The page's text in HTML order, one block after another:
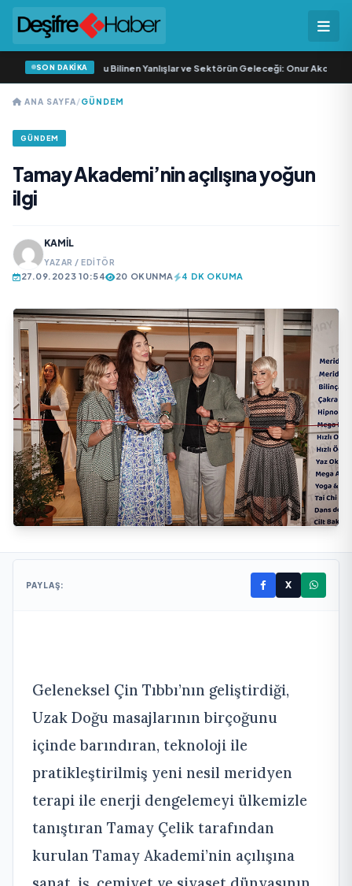
SON DAKİKA
(SMP) Doğru Bilinen Yanlışlar ve Sektörün Geleceği: Onur Akdeniz ile
ANA SAYFA/GÜNDEM
GÜNDEM
Tamay Akademi’nin açılışına yoğun
ilgi
KAMIL
YAZAR / EDITÖR
27.09.2023 10:54 20 OKUNMA 4 DK OKUMA
PAYLAŞ: X
Geleneksel Çin Tıbbı’nın geliştirdiği,
Uzak Doğu masajlarının birçoğunu
içinde barındıran, teknoloji ile
pratikleştirilmiş yeni nesil meridyen
terapi ile enerji dengelemeyi ülkemizle
tanıştıran Tamay Çelik tarafından
kurulan Tamay Akademi’nin açılışına